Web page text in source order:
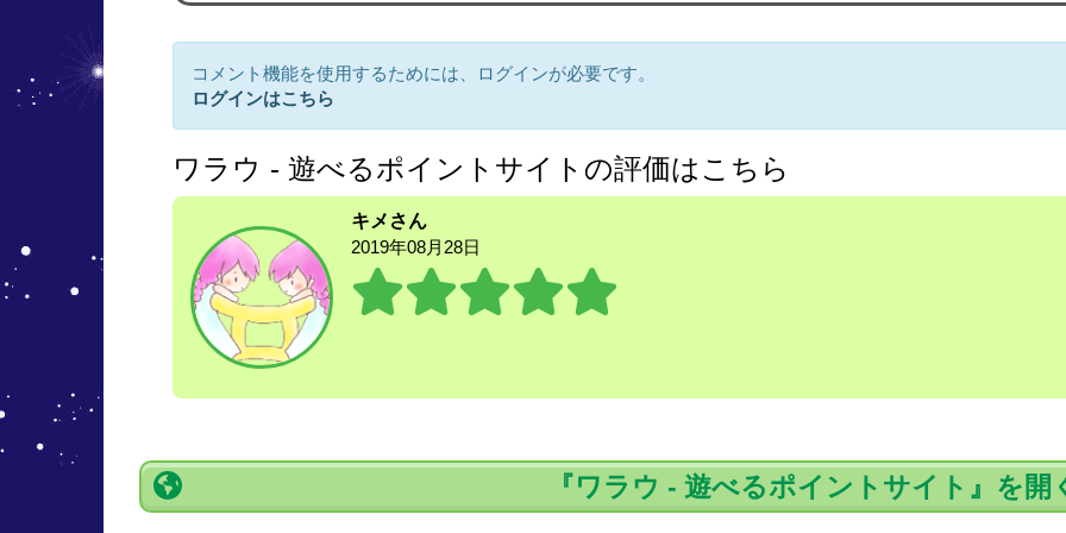
コメント機能を使用するためには、ログインが必要です。
ログインはこちら
ワラウ - 遊べるポイントサイトの評価はこちら
キメさん
2019年08月28日
『ワラウ - 遊べるポイントサイト』を開